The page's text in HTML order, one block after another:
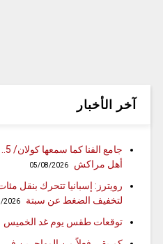
آخر الأخبار
أهل مراكش
05/08/2026
رويترز: إسبانيا تتحرك بنقل
لتخفيف الضغط عن سبتة
2026
توقعات طقس يوم غد الخميس